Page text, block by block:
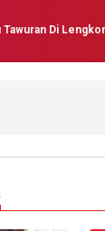
Tawuran Di